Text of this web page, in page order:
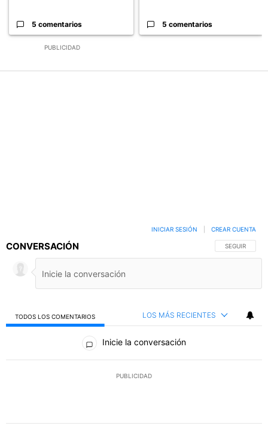
PUBLICIDAD
5 comentarios 5 comentarios
CONVERSACIÓN SIGA ESTA
SEGUIR
INICIAR SESIÓN CREAR CUENTA
TODOS LOS COMENTARIOS LOS MÁS RECIENTES
Todos los comentarios
Inicie la conversación
PUBLICIDAD